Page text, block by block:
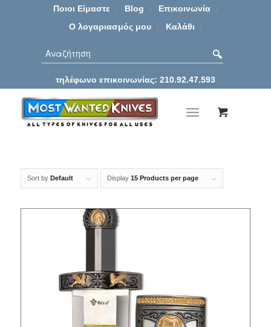
Ποιοι Είμαστε Blog
Επικοινωνία
Ο λογαριασμός μου
Καλάθι
τηλέφωνο επικοινωνίας: 210.92.47.593
Sort by Default Display 15 Products per page